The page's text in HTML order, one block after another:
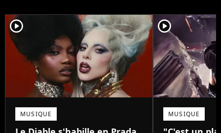
player2
MUSIQUE
player2
MUSIQUE